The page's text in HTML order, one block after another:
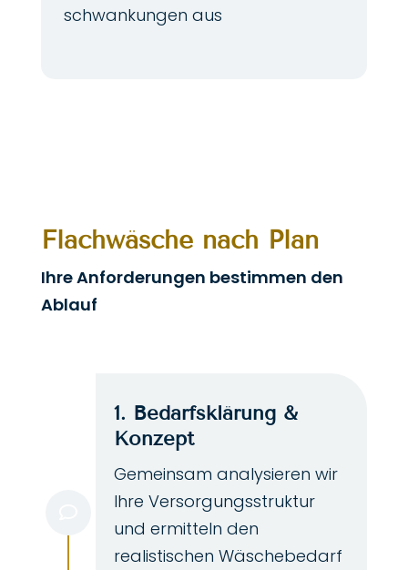
schwankungen aus
Flachwäsche nach Plan
Ihre Anforderungen bestimmen den
Ablauf
1. Bedarfsklärung &
Konzept
Gemeinsam analysieren wir
Ihre Versorgungsstruktur
und ermitteln den
realistischen Wäschebedarf